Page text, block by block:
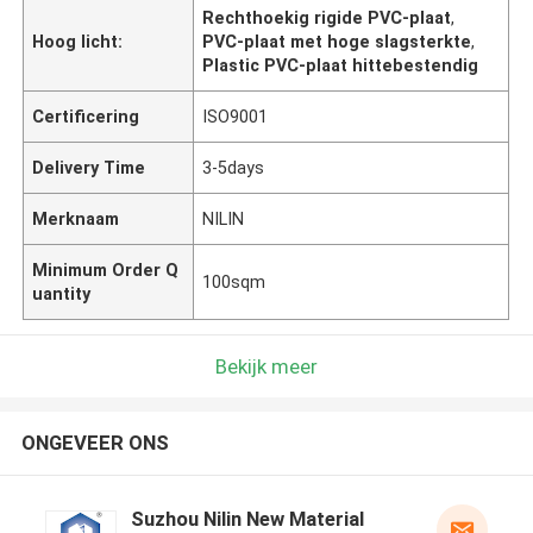
Hoog licht:
Rechthoekig rigide PVC-plaat,
PVC-plaat met hoge slagsterkte,
Plastic PVC-plaat hittebestendig
Certificering ISO9001
Delivery Time 3-5days
Merknaam NILIN
Minimum Order Q
uantity
100sqm
Bekijk meer
ONGEVEER ONS
Suzhou Nilin New Material